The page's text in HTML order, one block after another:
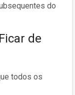
do
de
todos os